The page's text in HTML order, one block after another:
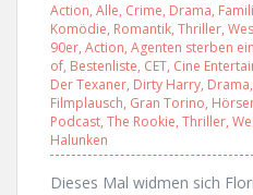
Action, Alle, Crime, Drama,
Komödie, Romantik, Thriller,
90er, Action, Agenten sterben
of, Bestenliste, CET, Cine
Der Texaner, Dirty Harry, Drama,
Filmplausch, Gran Torino,
Podcast, The Rookie, Thriller,
Halunken
Dieses Mal widmen sich